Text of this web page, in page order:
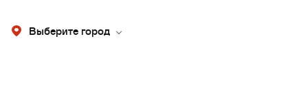
Выберите город